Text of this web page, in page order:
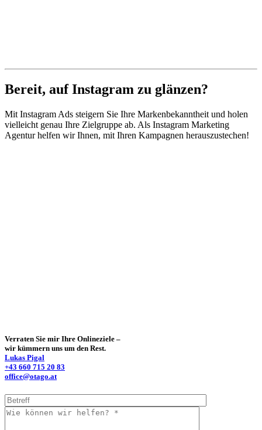
Bereit, auf Instagram zu glänzen?
Mit Instagram Ads steigern Sie Ihre Markenbekanntheit und holen
vielleicht genau Ihre Zielgruppe ab. Als Instagram Marketing
Agentur helfen wir Ihnen, mit Ihren Kampagnen herauszustechen!
Verraten Sie mir Ihre Onlineziele –
wir kümmern uns um den Rest.
Lukas Pigal
+43 660 715 20 83
office@otago.at